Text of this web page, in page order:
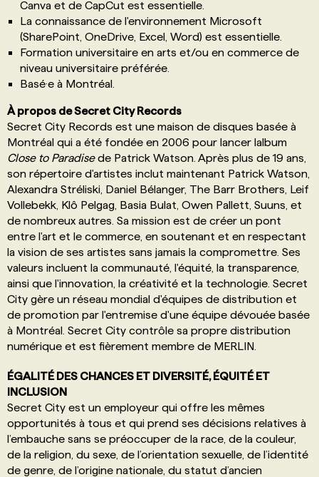
Canva et de CapCut est essentielle.
La connaissance de l'environnement Microsoft
(SharePoint, OneDrive, Excel, Word) est essentielle.
Formation universitaire en arts et/ou en commerce de
niveau universitaire préférée.
Basé·e à Montréal.
À propos de Secret City Records
Secret City Records est une maison de disques basée à
Montréal qui a été fondée en 2006 pour lancer lalbum
Close to Paradisede Patrick Watson. Après plus de 19 ans,
son répertoire d'artistes inclut maintenant Patrick Watson,
Alexandra Stréliski, Daniel Bélanger, The Barr Brothers, Leif
Vollebekk, Klô Pelgag, Basia Bulat, Owen Pallett, Suuns, et
de nombreux autres. Sa mission est de créer un pont
entre l'art et le commerce, en soutenant et en respectant
la vision de ses artistes sans jamais la compromettre. Ses
valeurs incluent la communauté, l'équité, la transparence,
ainsi que l'innovation, la créativité et la technologie. Secret
City gère un réseau mondial d'équipes de distribution et
de promotion par l'entremise d'une équipe dévouée basée
à Montréal. Secret City contrôle sa propre distribution
numérique et est fièrement membre de MERLIN.
ÉGALITÉ DES CHANCES ET DIVERSITÉ, ÉQUITÉ ET
INCLUSION
Secret City est un employeur qui offre les mêmes
opportunités à tous et qui prend ses décisions relatives à
l’embauche sans se préoccuper de la race, de la couleur,
de la religion, du sexe, de l’orientation sexuelle, de l’identité
de genre, de l’origine nationale, du statut d’ancien